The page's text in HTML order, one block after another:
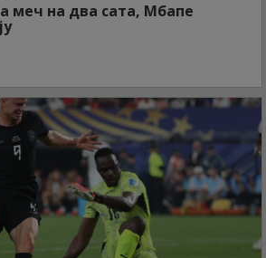
меч на два сата, Мбапе